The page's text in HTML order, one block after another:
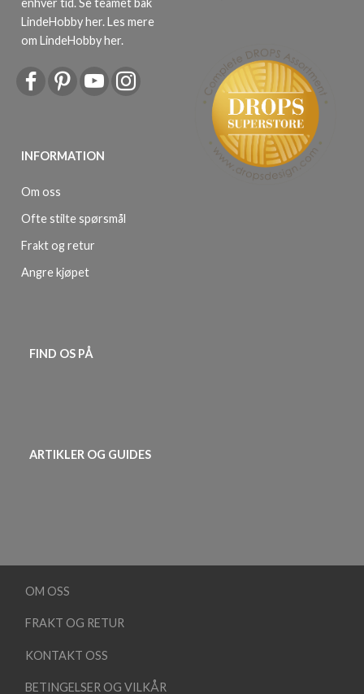
LindeHobby her.Les mere
om LindeHobby her.
INFORMATION
Om oss
Ofte stilte spørsmål
Frakt og retur
Angre kjøpet
FIND OS PÅ
ARTIKLER OG GUIDES
OM OSS
FRAKT OG RETUR
KONTAKT OSS
BETINGELSER OG VILKÅR